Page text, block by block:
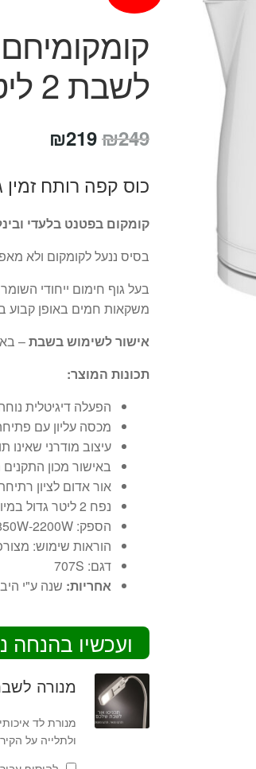
לשבת 2 ליטר
₪249
המחיר
היה:
₪249.
₪219
הוא:
₪219.
כוס קפה רותח
קומקום בפטנט בלעדי
בסיס ננעל לקומקום ולא
בעל גוף חימום ייחודי
משקאות חמים באופן
אישור לשימוש בשבת–
תכונות המוצר:
הפעלה דיגיטלית
מכסה עליון עם
עיצוב מודרני
באישור מכון
אור אדום לציון
נפח 2 ליטר גדול במיוחד
הספק: 1850W-2200W
הוראות שימוש:
דגם:
אחריות: שנה ע"י
ועכשיו בהנחה
מנורה
מנורת לד
ולתלייה על